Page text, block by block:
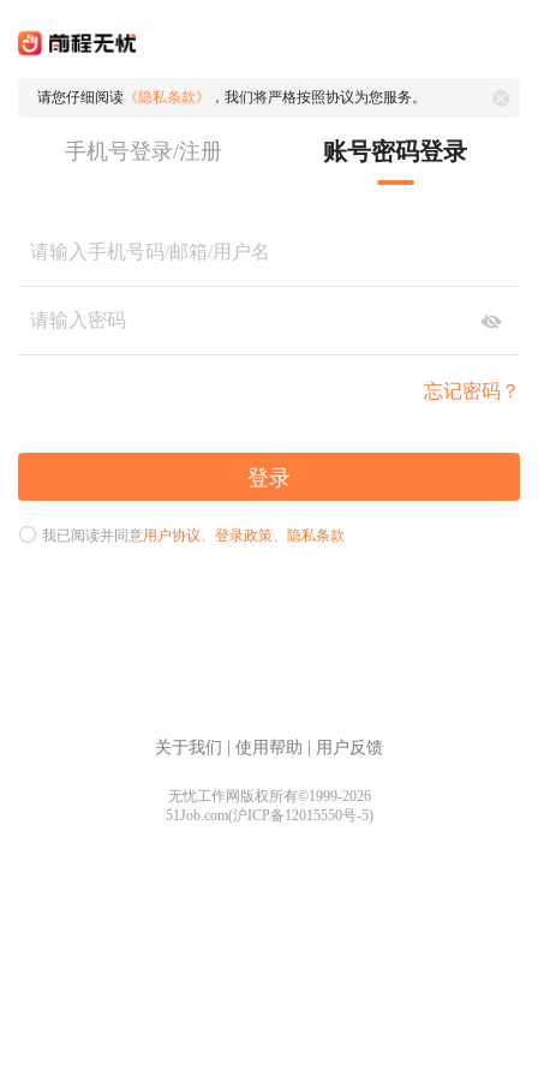
请您仔细阅读 《隐私条款》 ，我们将严格按照协议为您服务。
手机号登录/注册 账号密码登录
忘记密码？
登录
我已阅读并同意用户协议、 登录政策、 隐私条款
关于我们 使用帮助 用户反馈
无忧工作网版权所有©1999-2026
51Job.com(沪ICP备12015550号-5)